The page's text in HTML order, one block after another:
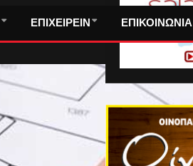
ΕΠΙΧΕΙΡΕΙΝ ΕΠΙΚΟΙΝΩΝΙΑ